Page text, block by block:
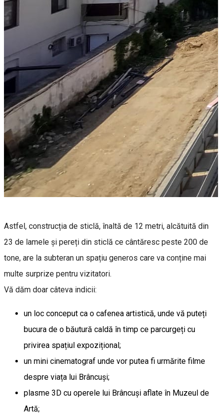
Astfel, construcția de sticlă, înaltă de 12 metri, alcătuită din
23 de lamele și pereți din sticlă ce cântăresc peste 200 de
tone, are la subteran un spațiu generos care va conține mai
multe surprize pentru vizitatori.
Vă dăm doar câteva indicii:
un loc conceput ca o cafenea artistică, unde vă puteți
bucura de o băutură caldă în timp ce parcurgeți cu
privirea spațiul expozițional;
un mini cinematograf unde vor putea fi urmărite filme
despre viața lui Brâncuși;
plasme 3D cu operele lui Brâncuși aflate în Muzeul de
Artă;